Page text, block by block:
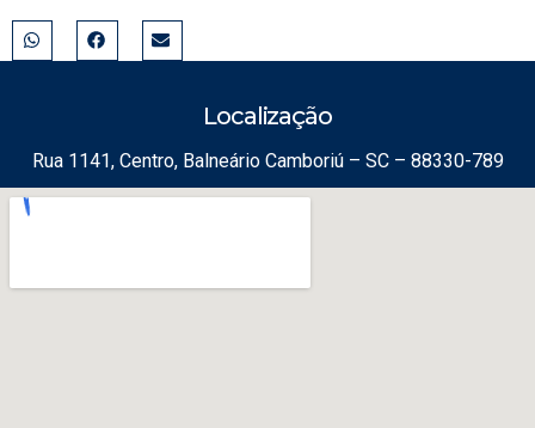
Localização
Rua 1141, Centro, Balneário Camboriú – SC – 88330-789